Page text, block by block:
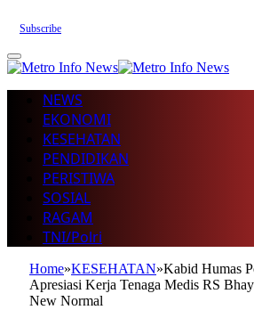
Subscribe
NEWS
EKONOMI
KESEHATAN
PENDIDIKAN
PERISTIWA
SOSIAL
RAGAM
TNI/Polri
Home»KESEHATAN»Kabid Humas
Apresiasi Kerja Tenaga Medis RS
New Normal